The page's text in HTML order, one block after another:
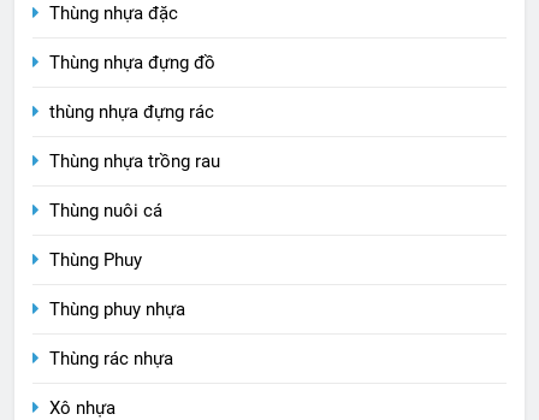
Thùng nhựa đặc
Thùng nhựa đựng đồ
thùng nhựa đựng rác
Thùng nhựa trồng rau
Thùng nuôi cá
Thùng Phuy
Thùng phuy nhựa
Thùng rác nhựa
Xô nhựa